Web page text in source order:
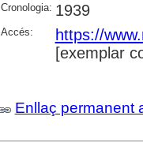
Cronologia: 1939
Accés:
https://
[exemplar
Enllaç permanent